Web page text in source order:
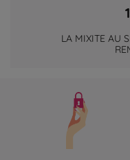
LA MIXITE AU